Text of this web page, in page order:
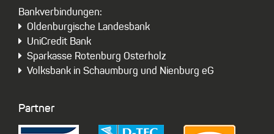
Bankverbindungen:
Oldenburgische Landesbank
UniCredit Bank
Sparkasse Rotenburg Osterholz
Volksbank in Schaumburg und Nienburg eG
Partner